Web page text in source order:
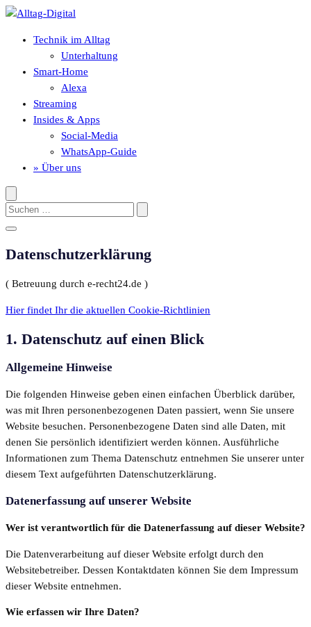
Zum
springenTechnik im Alltag
Unterhaltung
Smart-Home
Alexa
Streaming
Insides & Apps
Social-Media
WhatsApp-Guide
» Über uns
Suche
öffnen
Suche
nach:
Suchen
Menü
Datenschutzerklärung
( Betreuung durch e-recht24.de )
Hier findet Ihr die aktuellen Cookie-Richtlinien
1. Datenschutz auf einen Blick
Allgemeine Hinweise
Die folgenden Hinweise geben einen einfachen Überblick darüber,
was mit Ihren personenbezogenen Daten passiert, wenn Sie unsere
Website besuchen. Personenbezogene Daten sind alle Daten, mit
denen Sie persönlich identifiziert werden können. Ausführliche
Informationen zum Thema Datenschutz entnehmen Sie unserer unter
diesem Text aufgeführten Datenschutzerklärung.
Datenerfassung auf unserer Website
Wer ist verantwortlich für die Datenerfassung auf dieser Website?
Die Datenverarbeitung auf dieser Website erfolgt durch den
Websitebetreiber. Dessen Kontaktdaten können Sie dem Impressum
dieser Website entnehmen.
Wie erfassen wir Ihre Daten?